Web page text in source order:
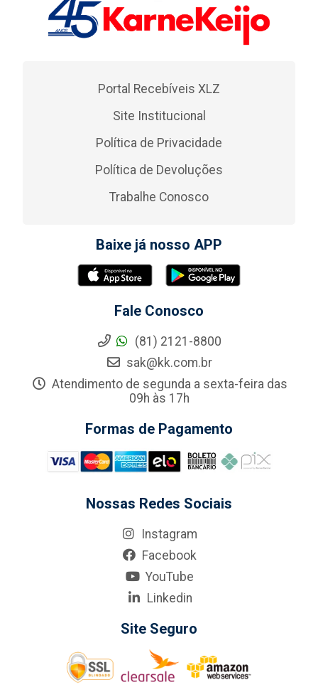
Portal Recebíveis XLZ
Site Institucional
Política de Privacidade
Política de Devoluções
Trabalhe Conosco
Baixe já nosso APP
Fale Conosco
(81) 2121-8800
sak@kk.com.br
Atendimento de segunda a sexta-feira das
09h às 17h
Formas de Pagamento
Nossas Redes Sociais
Instagram
Facebook
YouTube
Linkedin
Site Seguro